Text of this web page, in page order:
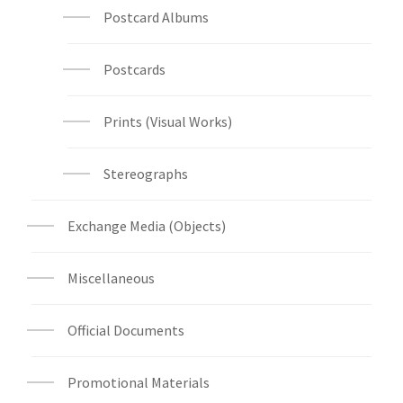
Postcard Albums
Postcards
Prints (Visual Works)
Stereographs
Exchange Media (Objects)
Miscellaneous
Official Documents
Promotional Materials